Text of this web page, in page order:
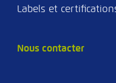
Labels et
Nous contacter